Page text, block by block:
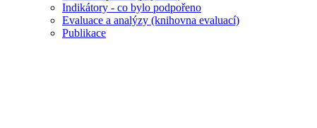
Indikátory - co bylo podpořeno
Evaluace a analýzy (knihovna evaluací)
Publikace